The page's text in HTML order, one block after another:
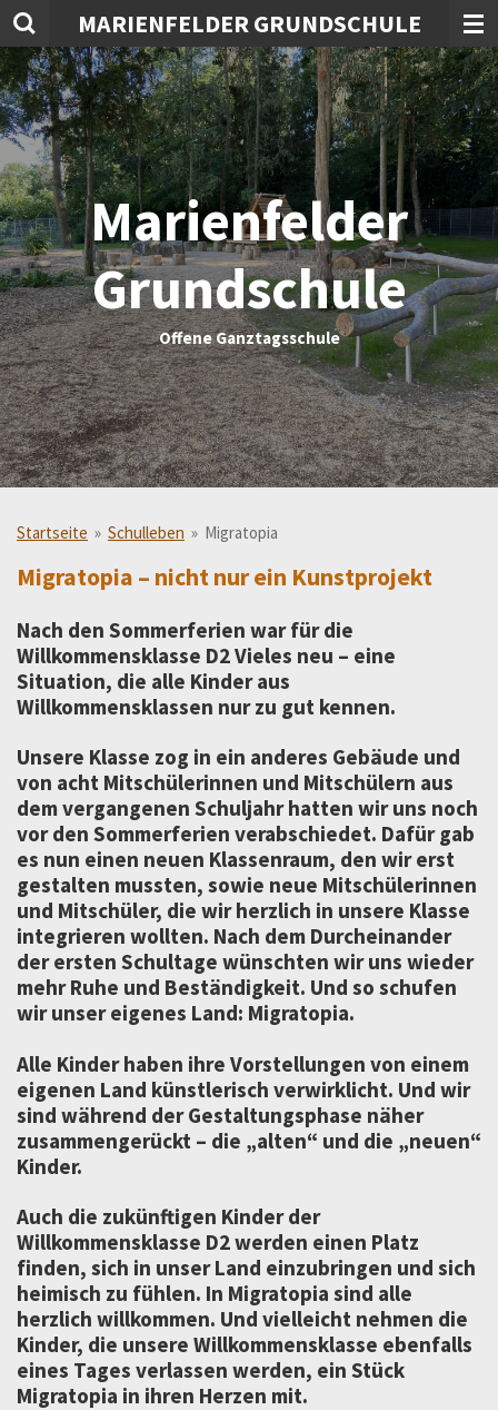
Zum
Hauptinhalt
springen
MARIENFELDER GRUNDSCHULE
Marienfelder
Grundschule
Offene Ganztagsschule
Startseite » Schulleben » Migratopia
Migratopia – nicht nur ein Kunstprojekt
Nach den Sommerferien war für die
Willkommensklasse D2 Vieles neu – eine
Situation, die alle Kinder aus
Willkommensklassen nur zu gut kennen.
Unsere Klasse zog in ein anderes Gebäude und
von acht Mitschülerinnen und Mitschülern aus
dem vergangenen Schuljahr hatten wir uns noch
vor den Sommerferien verabschiedet. Dafür gab
es nun einen neuen Klassenraum, den wir erst
gestalten mussten, sowie neue Mitschülerinnen
und Mitschüler, die wir herzlich in unsere Klasse
integrieren wollten. Nach dem Durcheinander
der ersten Schultage wünschten wir uns wieder
mehr Ruhe und Beständigkeit. Und so schufen
wir unser eigenes Land: Migratopia.
Alle Kinder haben ihre Vorstellungen von einem
eigenen Land künstlerisch verwirklicht. Und wir
sind während der Gestaltungsphase näher
zusammengerückt – die „alten“ und die „neuen“
Kinder.
Auch die zukünftigen Kinder der
Willkommensklasse D2 werden einen Platz
finden, sich in unser Land einzubringen und sich
heimisch zu fühlen. In Migratopia sind alle
herzlich willkommen. Und vielleicht nehmen die
Kinder, die unsere Willkommensklasse ebenfalls
eines Tages verlassen werden, ein Stück
Migratopia in ihren Herzen mit.